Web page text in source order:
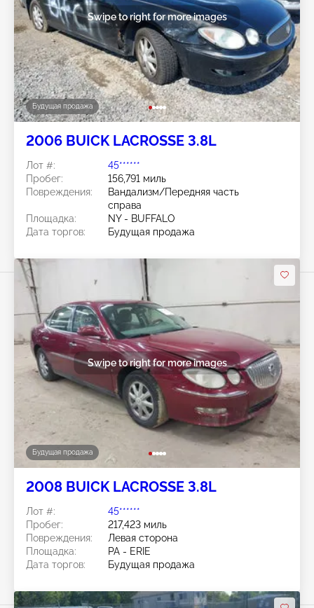
Будущая продажа
Swipe to right for more images
2006 BUICK LACROSSE 3.8L
Лот #:
45******
Пробег:
156,791 миль
Повреждения:
Вандализм/Передняя часть
справа
Площадка:
NY - BUFFALO
Дата торгов:
Будущая продажа
Будущая продажа
Swipe to right for more images
2008 BUICK LACROSSE 3.8L
Лот #:
45******
Пробег:
217,423 миль
Повреждения:
Левая сторона
Площадка:
PA - ERIE
Дата торгов:
Будущая продажа